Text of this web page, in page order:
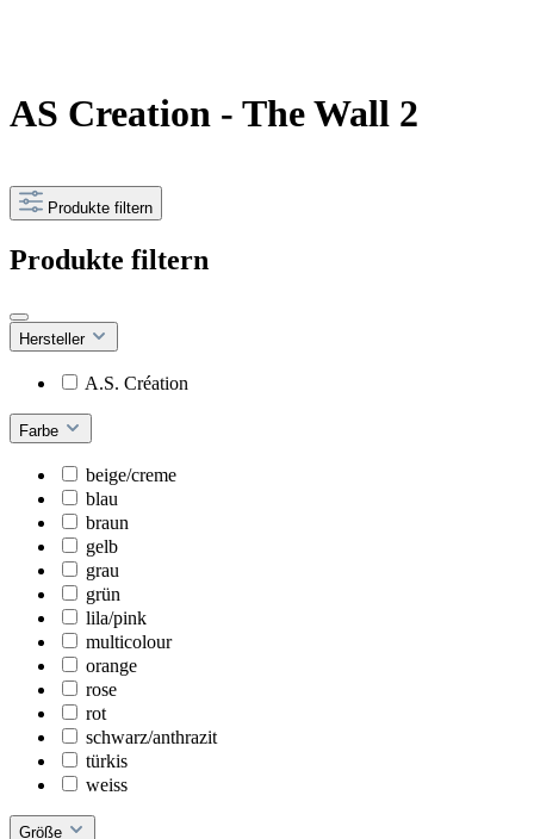
AS Creation - The Wall 2
Produkte filtern
Produkte filtern
Hersteller
A.S. Création
Farbe
beige/creme
blau
braun
gelb
grau
grün
lila/pink
multicolour
orange
rose
rot
schwarz/anthrazit
türkis
weiss
Größe